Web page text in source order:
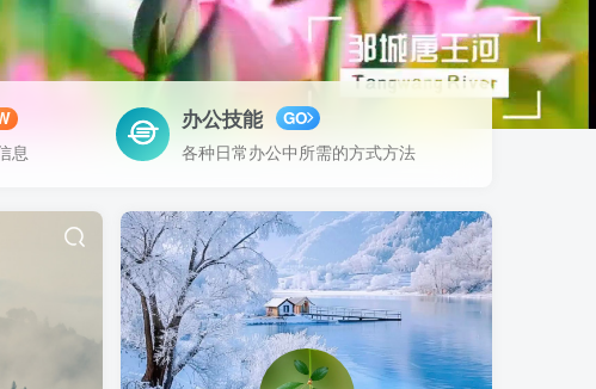
息
办公技能 GO
各种日常办公中所需的方式方法